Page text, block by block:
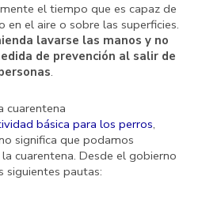
el tiempo que es capaz de
en el aire o sobre las superficies.
lavarse las manos y no
de prevención al salir de
.
cuarentena
básica para los perros,
significa que podamos
cuarentena. Desde el gobierno
siguientes pautas: